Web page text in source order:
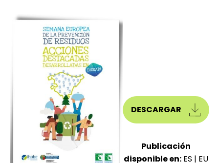
DESCARGAR
Publicación
disponible en: ES | EU